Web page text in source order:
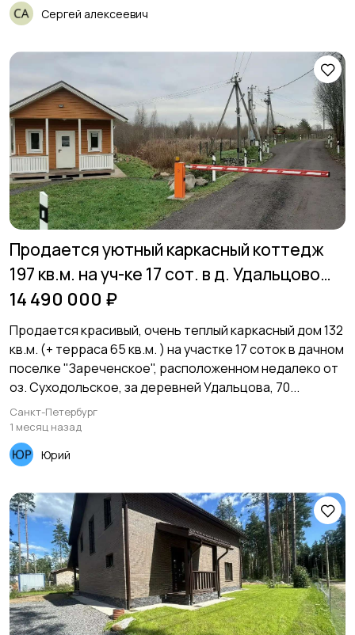
Сергей алексеевич
Продается уютный каркасный коттедж
197 кв.м. на уч-ке 17 сот. в д. Удальцово
197,00 м2
14 490 000 ₽
Продается красивый, очень теплый каркасный дом 132
кв.м. (+ терраса 65 кв.м. ) на участке 17 соток в дачном
поселке "Зареченское", расположенном недалеко от
оз. Суходольское, за деревней Удальцова, 70...
Санкт-Петербург
1 месяц назад
Юрий